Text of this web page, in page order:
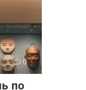
0
по